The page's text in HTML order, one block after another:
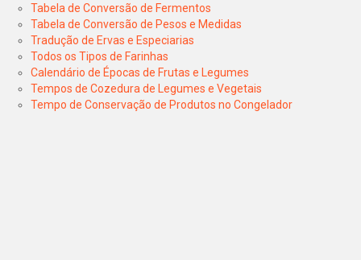
Tabela de Conversão de Fermentos
Tabela de Conversão de Pesos e Medidas
Tradução de Ervas e Especiarias
Todos os Tipos de Farinhas
Calendário de Épocas de Frutas e Legumes
Tempos de Cozedura de Legumes e Vegetais
Tempo de Conservação de Produtos no Congelador